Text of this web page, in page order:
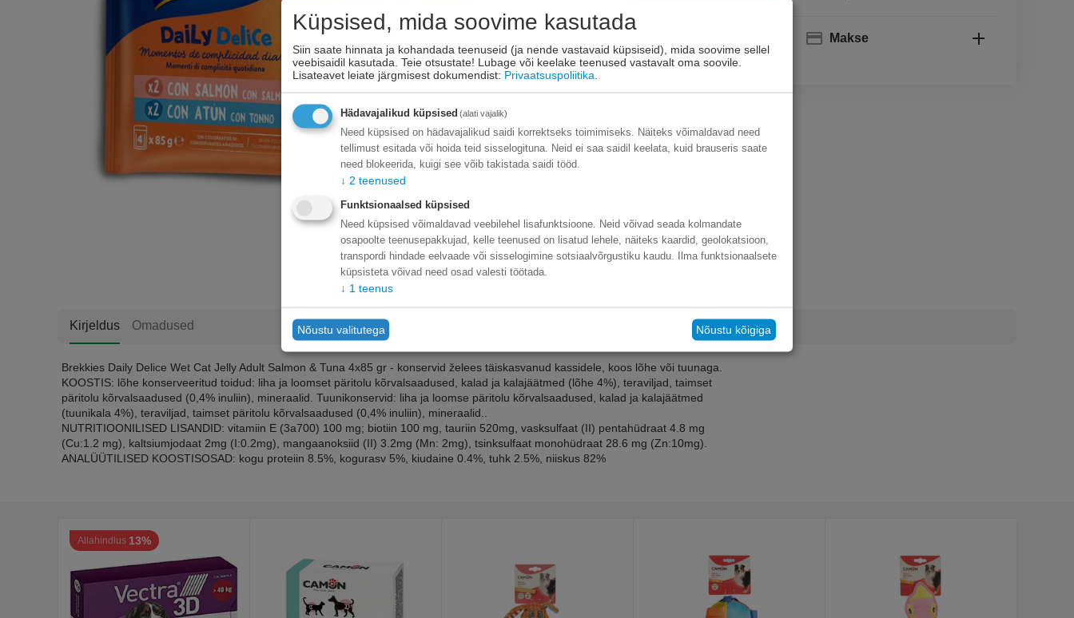
Lisage sooviloendisse
Makse
Kirjeldus Omadused
Brekkies Daily Delice Wet Cat Jelly Adult Salmon & Tuna 4x85 gr - konservid želees täiskasvanud kassidele, koos lõhe või tuunaga.
KOOSTIS: lõhe konserveeritud toidud: liha ja loomset päritolu kõrvalsaadused, kalad ja kalajäätmed (lõhe 4%), teraviljad, taimset
päritolu kõrvalsaadused (0,4% inuliin), mineraalid. Tuunikonservid: liha ja loomse päritolu kõrvalsaadused, kalad ja kalajäätmed
(tuunikala 4%), teraviljad, taimset päritolu kõrvalsaadused (0,4% inuliin), mineraalid..
NUTRITIOONILISED LISANDID: vitamiin E (3a700) 100 mg; biotiin 100 mg, tauriin 520mg, vasksulfaat (II) pentahüdraat 4.8 mg
(Cu:1.2 mg), kaltsiumjodaat 2mg (I:0.2mg), mangaanoksiid (II) 3.2mg (Mn: 2mg), tsinksulfaat monohüdraat 28.6 mg (Zn:10mg).
ANALÜÜTILISED KOOSTISOSAD: kogu proteiin 8.5%, kogurasv 5%, kiudaine 0.4%, tuhk 2.5%, niiskus 82%
Allahindlus 13%
Küpsised, mida soovime kasutada
Siin saate hinnata ja kohandada teenuseid (ja nende vastavaid küpsiseid), mida soovime sellel
veebisaidil kasutada. Teie otsustate! Lubage või keelake teenused vastavalt oma soovile.
Lisateavet leiate järgmisest dokumendist: Privaatsuspoliitika
Hädavajalikud küpsised (alati vajalik)
Need küpsised on hädavajalikud saidi korrektseks toimimiseks. Näiteks võimaldavad need
tellimust esitada või hoida teid sisselogituna. Neid ei saa saidil keelata, kuid brauseris saate
need blokeerida, kuigi see võib takistada saidi tööd.
↓ 2 teenused
Funktsionaalsed küpsised
Need küpsised võimaldavad veebilehel lisafunktsioone. Neid võivad seada kolmandate
osapoolte teenusepakkujad, kelle teenused on lisatud lehele, näiteks kaardid, geolokatsioon,
transpordi hindade eelvaade või sisselogimine sotsiaalvõrgustiku kaudu. Ilma funktsionaalsete
küpsisteta võivad need osad valesti töötada.
↓ 1 teenus
Nõustu valitutega Nõustu kõigiga